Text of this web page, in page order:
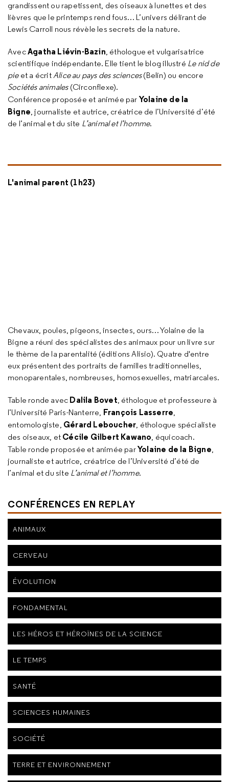
grandissent ou rapetissent, des oiseaux à lunettes et des
lièvres que le printemps rend fous… L’univers délirant de
Lewis Carroll nous révèle les secrets de la nature.
AvecAgatha Liévin-Bazin, éthologue et vulgarisatrice
scientifique indépendante. Elle tient le blog illustré Le nid de
pieet a écritAlice au pays des sciences(Belin) ou encore
Sociétés animales(Circonflexe).
Conférence proposée et animée par Yolaine de la
Bigne, journaliste et autrice, créatrice de l’Université d’été
de l’animal et du site L’animal et l’homme.
L'animal parent (1h23)
Chevaux, poules, pigeons, insectes, ours… Yolaine de la
Bigne a réuni des spécialistes des animaux pour un livre sur
le thème de la parentalité (éditions Alisio). Quatre d'entre
eux présentent des portraits de familles traditionnelles,
monoparentales, nombreuses, homosexuelles, matriarcales.
Table ronde avec Dalila Bovet, éthologue et professeure à
l’Université Paris-Nanterre, François Lasserre,
entomologiste, Gérard Leboucher, éthologue spécialiste
des oiseaux, et Cécile Gilbert Kawano, équicoach.
Table ronde proposée et animée parYolaine de la Bigne,
journaliste et autrice, créatrice de l’Université d’été de
l’animal et du site L’animal et l’homme.
CONFÉRENCES EN REPLAY
ANIMAUX
CERVEAU
ÉVOLUTION
FONDAMENTAL
LES HÉROS ET HÉROÏNES DE LA SCIENCE
LE TEMPS
SANTÉ
SCIENCES HUMAINES
SOCIÉTÉ
TERRE ET ENVIRONNEMENT